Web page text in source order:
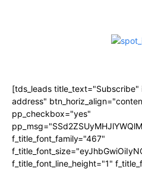
[tds_leads
address"
pp_checkbox="yes"
f_title_font_family="467"
f_title_font_line_height="1"